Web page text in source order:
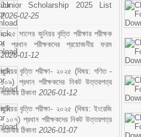
Junior Scholarship 2025 List
2026-02-25
২০২৫ সালের জুনিয়র বৃত্তি পরীক্ষার পরীক্ষক
ও প্রধান পরীক্ষকদের প্রয়োজনীয় ফরম
2026-01-12
জুনিয়র বৃত্তি পরীক্ষা- ২০২৫ (বিষয়: গণিত -
১০৯) প্রধান পরীক্ষকদের নিকট উত্তরপত্র
পাঠাবার ঠিকানা 2026-01-12
জুনিয়র বৃত্তি পরীক্ষা- ২০২৫ (বিষয়: ইংরেজি
- ১০৭) প্রধান পরীক্ষকদের নিকট উত্তরপত্র
পাঠাবার ঠিকানা 2026-01-07